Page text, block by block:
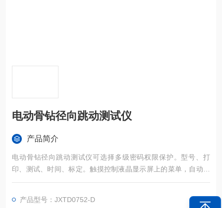
电动骨钻径向跳动测试仪
产品简介
电动骨钻径向跳动测试仪可选择多级密码权限保护。型号、打
印、测试、时间、标定。触摸控制液晶显示屏上的菜单，自动输
出数据报告，机载打印测试数据
产品型号：JXTD0752-D